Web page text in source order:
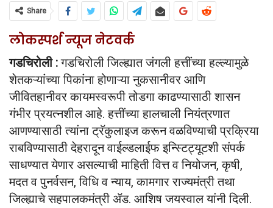
Share
लोकस्पर्श न्यूज नेटवर्क
गडचिरोली :गडचिरोली जिल्ह्यात जंगली हत्तींच्या हल्ल्यामुळे
शेतकऱ्यांच्या पिकांना होणाऱ्या नुकसानीवर आणि
जीवितहानीवर कायमस्वरूपी तोडगा काढण्यासाठी शासन
गंभीर प्रयत्नशील आहे. हत्तींच्या हालचाली नियंत्रणात
आणण्यासाठी त्यांना ट्रॅकुलाइज करून वळविण्याची प्रक्रिया
राबविण्यासाठी देहरादून वाईल्डलाईफ इन्स्टिट्यूटशी संपर्क
साधण्यात येणार असल्याची माहिती वित्त व नियोजन, कृषी,
मदत व पुनर्वसन, विधि व न्याय, कामगार राज्यमंत्री तथा
जिल्ह्याचे सहपालकमंत्री ॲड. आशिष जयस्वाल यांनी दिली.